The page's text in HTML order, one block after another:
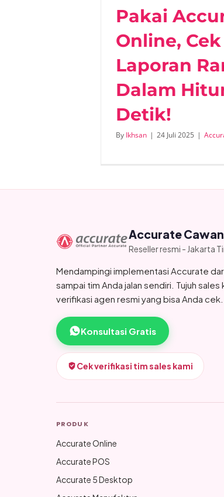
Pakai
Online,
Laporan
Dalam
Detik!
By Ikhsan | 24 Juli 2025 |
Accurate
Reseller resmi - Jakarta
Mendampingi implementasi Accurate
sampai tim Anda jalan sendiri. Tujuh sales
verifikasi agen resmi yang bisa Anda cek.
Konsultasi Gratis
Cek verifikasi tim sales kami
PRODUK
Accurate Online
Accurate POS
Accurate 5 Desktop